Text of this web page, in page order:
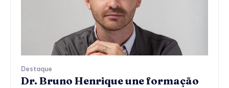
Destaque
Dr. Bruno Henrique une formação